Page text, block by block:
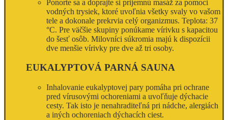
Ponorte sa a doprajte si prijemnú masáž za pomoci
vodných trysiek, ktoré uvoľnia všetky svaly vo vašom
tele a dokonale prekrvia celý organizmus. Teplota: 37
°C. Pre väčšie skupiny ponúkame vírivku s kapacitou
do šesť osôb. Milovníci súkromia majú k dispozícii
dve menšie vírivky pre dve až tri osoby.
EUKALYPTOVÁ PARNÁ SAUNA
Inhalovanie eukalyptovej pary pomáha pri ochrane
pred vírusovými ochoreniami a uvoľňuje dýchacie
cesty. Tak isto je nenahraditeľná pri nádche, alergiách
a iných ochoreniach dýchacích ciest.